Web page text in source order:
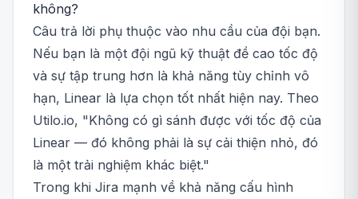
không?
Câu trả lời phụ thuộc vào nhu cầu của đội bạn.
Nếu bạn là một đội ngũ kỹ thuật đề cao tốc độ
và sự tập trung hơn là khả năng tùy chỉnh vô
hạn, Linear là lựa chọn tốt nhất hiện nay. Theo
Utilo.io, "Không có gì sánh được với tốc độ của
Linear — đó không phải là sự cải thiện nhỏ, đó
là một trải nghiệm khác biệt."
Trong khi Jira mạnh về khả năng cấu hình